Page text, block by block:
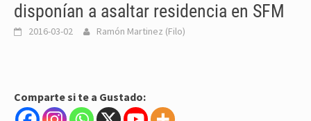
disponían a asaltar residencia en SFM
2016-03-02 Ramón Martinez (Filo)
Comparte si te a Gustado: